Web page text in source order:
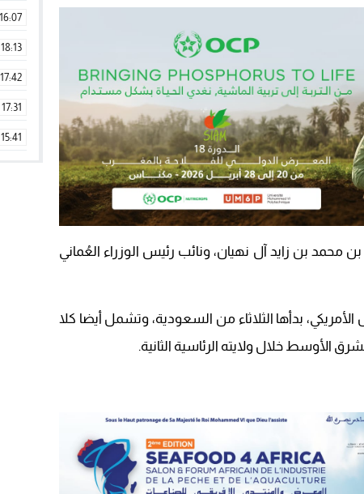
محمد بن زايد آل نهيان، ونائب رئيس الوزراء العُماني
بدأها الثلاثاء من السعودية، وتشمل أيضا كلا
الأوسط خلال ولايته الرئاسية الثانية.
16:07
18:13
17:42
17:31
15:41